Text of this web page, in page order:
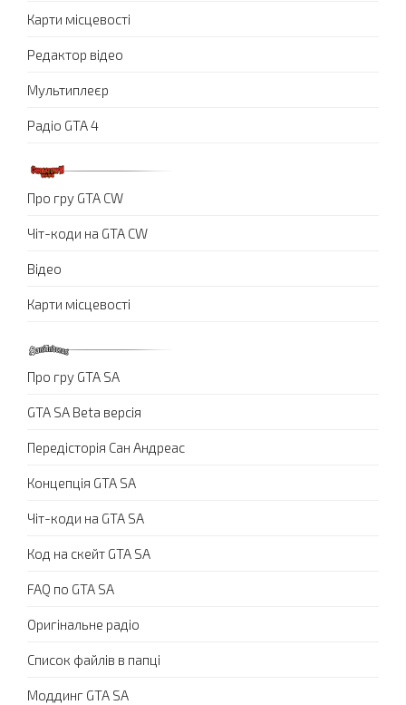
Карти місцевості
Редактор відео
Мультиплеєр
Радіо GTA 4
Про гру GTA CW
Чіт-коди на GTA CW
Відео
Карти місцевості
Про гру GTA SA
GTA SA Beta версія
Передісторія Сан Андреас
Концепція GTA SA
Чіт-коди на GTA SA
Код на скейт GTA SA
FAQ по GTA SA
Оригінальне радіо
Список файлів в папці
Моддинг GTA SA